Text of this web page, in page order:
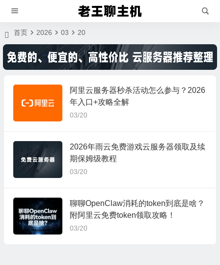
首页 2026 03 20
阿里云服务器秒杀活动怎么参与？2026
年入口+攻略全解
03/20
2026年雨云免费游戏云服务器领取及续
期保姆级教程
03/20
聊聊OpenClaw消耗的token到底是啥？
附阿里云免费token领取攻略！
03/20